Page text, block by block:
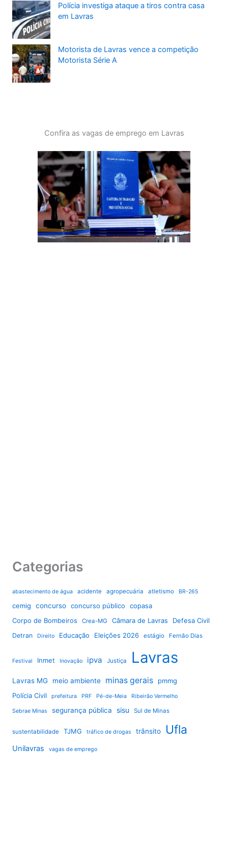
Polícia investiga ataque a tiros contra casa
em Lavras
Motorista de Lavras vence a competição
Motorista Série A
Confira as vagas de emprego em Lavras
Categorias
abastecimento de água acidente agropecuária atletismo BR-265
cemig concurso concurso público
copasa
Corpo de Bombeiros
Crea-MG Câmara de Lavras Defesa Civil
Detran Direito Educação Eleições 2026 estágio Fernão Dias
Festival Inmet Inovação ipva Justiça Lavras
Lavras MG meio ambiente minas gerais
pmmg
Polícia Civil
prefeitura PRF Pé-de-Meia Ribeirão Vermelho
Sebrae Minas segurança pública sisu Sul de Minas
sustentabilidade TJMG tráfico de drogas trânsito Ufla
Unilavras vagas de emprego